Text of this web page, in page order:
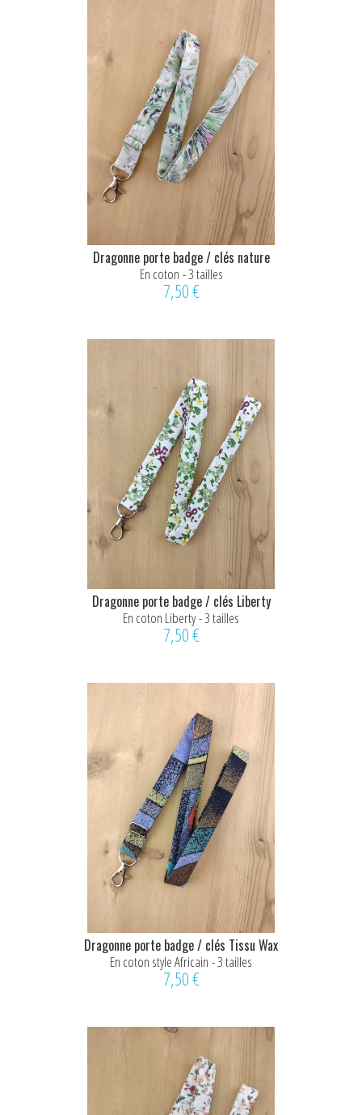
Dragonne porte badge / clés nature
En coton - 3 tailles
7,50 €
Dragonne porte badge / clés Liberty
En coton Liberty - 3 tailles
7,50 €
Dragonne porte badge / clés Tissu Wax
En coton style Africain - 3 tailles
7,50 €